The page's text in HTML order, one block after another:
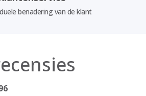
benadering van de klant